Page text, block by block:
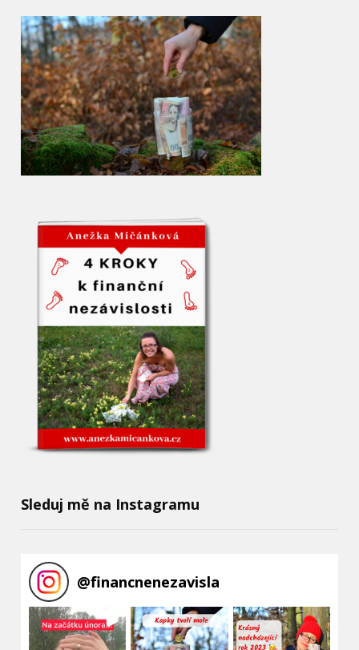
Sleduj mě na Instagramu
@financnenezavisla